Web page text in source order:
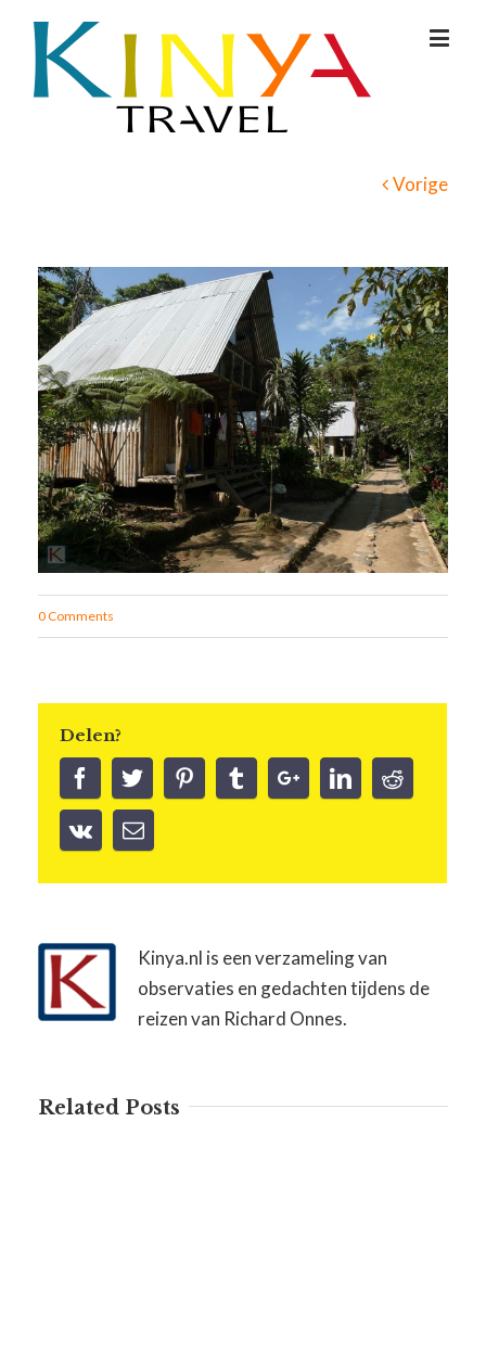
Vorige
0 Comments
Delen?
Kinya.nl is een verzameling van
observaties en gedachten tijdens de
reizen van Richard Onnes.
Related Posts